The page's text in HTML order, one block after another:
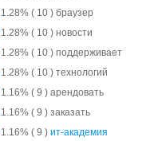
1.28% ( 10 ) браузер
1.28% ( 10 ) новости
1.28% ( 10 ) поддерживает
1.28% ( 10 ) технологий
1.16% ( 9 ) арендовать
1.16% ( 9 ) заказать
1.16% ( 9 ) ит-академия